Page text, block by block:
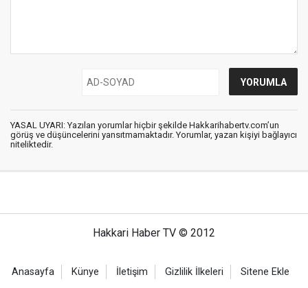
YASAL UYARI: Yazılan yorumlar hiçbir şekilde Hakkarihabertv.com’un
görüş ve düşüncelerini yansıtmamaktadır. Yorumlar, yazan kişiyi bağlayıcı
niteliktedir.
Hakkari Haber TV © 2012
Anasayfa Künye İletişim Gizlilik İlkeleri Sitene Ekle